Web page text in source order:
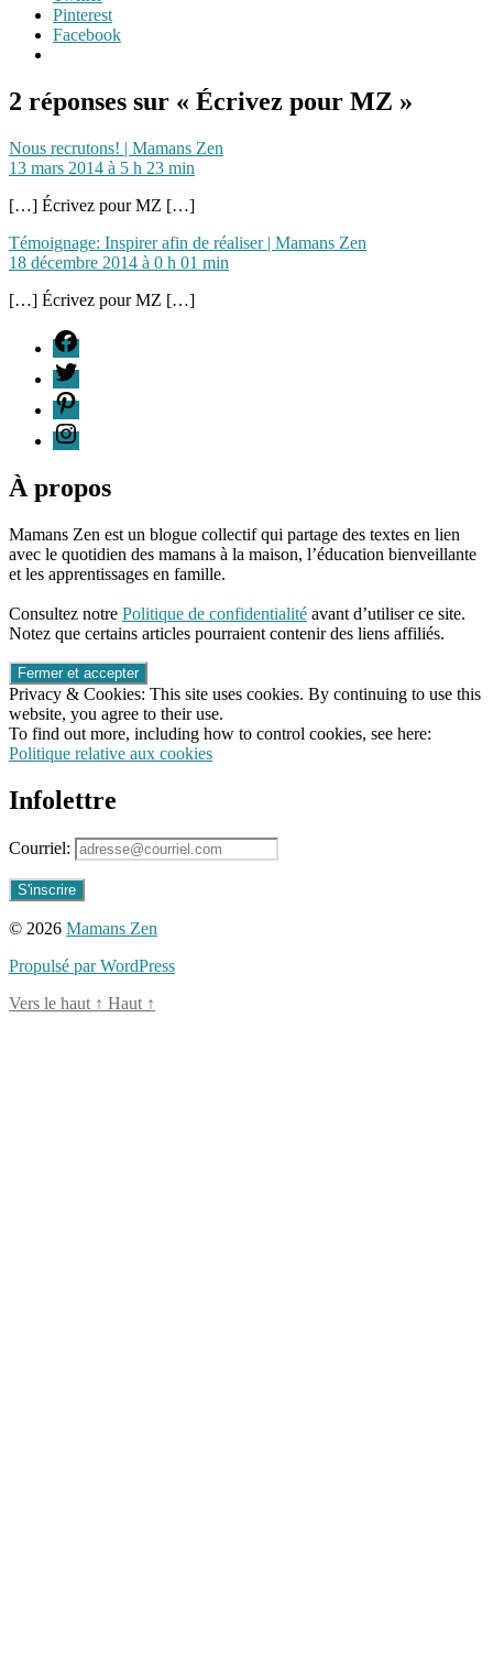
Pinterest
Facebook
2 réponses sur « Écrivez pour MZ »
Nous recrutons! | Mamans Zen
13 mars 2014 à 5 h 23 min
[…] Écrivez pour MZ […]
Témoignage: Inspirer afin de réaliser | Mamans Zen
18 décembre 2014 à 0 h 01 min
[…] Écrivez pour MZ […]
F
T
P
I
À propos
Mamans Zen est un blogue collectif qui partage des textes en lien
avec le quotidien des mamans à la maison, l’éducation bienveillante
et les apprentissages en famille.
Consultez notre Politique de confidentialité avant d’utiliser ce site.
Notez que certains articles pourraient contenir des liens affiliés.
Privacy & Cookies: This site uses cookies. By continuing to use this
website, you agree to their use.
To find out more, including how to control cookies, see here:
Politique relative aux cookies
Infolettre
Courriel:
© 2026 Mamans Zen
Propulsé par WordPress
Vers le haut ↑ Haut ↑